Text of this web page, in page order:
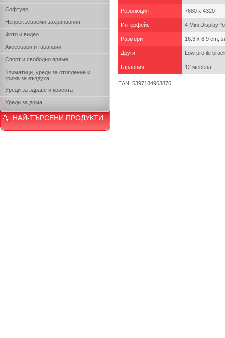
Софтуер
Непрекъсваеми захранвания
Фото и видео
Аксесоари и гаранции
Спорт и свободно време
Климатици, уреди за отопление и
грижа за въздуха
Уреди за здраве и красота
Уреди за дома
НАЙ-ТЪРСЕНИ ПРОДУКТИ
Резолюция 7680 x 4320
Интерфейс 4 Mini
Размери 16.3 x 6.9 cm,
Други Low profile
Гаранция 12 месеца
EAN: 5397184963876